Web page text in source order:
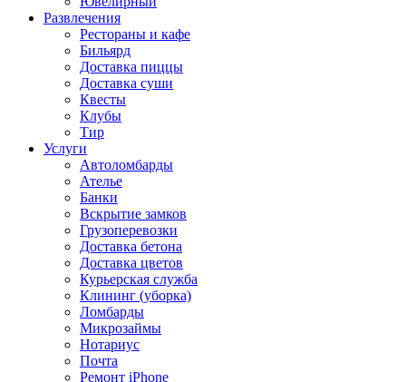
Развлечения
Рестораны и кафе
Бильярд
Доставка пиццы
Доставка суши
Квесты
Клубы
Тир
Услуги
Автоломбарды
Ателье
Банки
Вскрытие замков
Грузоперевозки
Доставка бетона
Доставка цветов
Курьерская служба
Клининг (уборка)
Ломбарды
Микрозаймы
Нотариус
Почта
Ремонт iPhone